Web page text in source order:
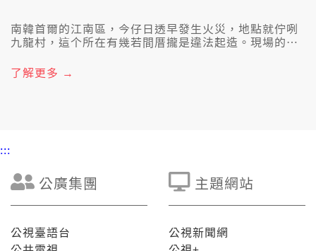
南韓首爾的江南區，今仔日透早發生火災，地點就佇咧
九龍村，這个所在有幾若間厝攏是違法起造。現場的路
計有25棟厝攏燒了了，佳哉無人傷亡。
了解更多 →
:::
公廣集團
公視臺語台
主題網站
公視新聞網